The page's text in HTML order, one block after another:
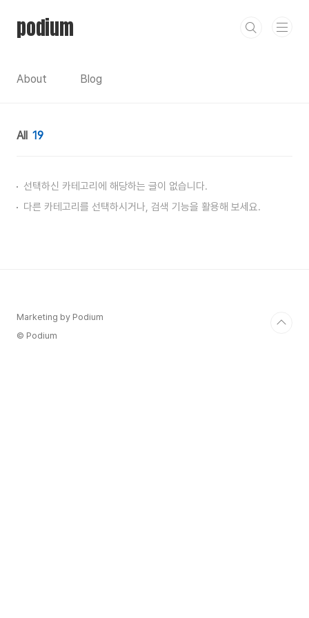
podium
About Blog
All 19
선택하신 카테고리에 해당하는 글이 없습니다.
다른 카테고리를 선택하시거나, 검색 기능을 활용해 보세요.
Marketing by Podium
© Podium